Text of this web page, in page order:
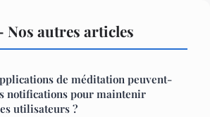
autres articles
de méditation peuvent-
notifications pour maintenir
utilisateurs ?